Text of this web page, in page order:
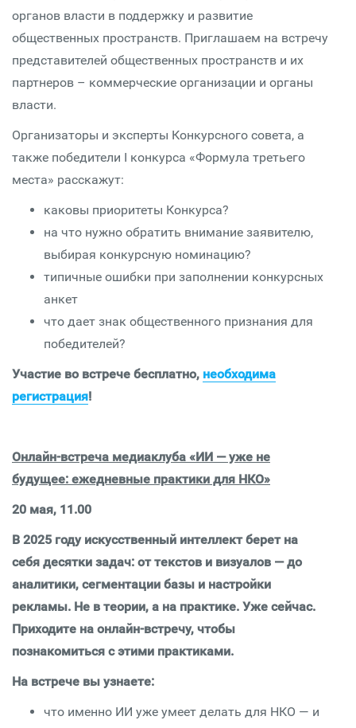
органов власти в поддержку и развитие
общественных пространств. Приглашаем на встречу
представителей общественных пространств и их
партнеров – коммерческие организации и органы
власти.
Организаторы и эксперты Конкурсного совета, а
также победители I конкурса «Формула третьего
места» расскажут:
каковы приоритеты Конкурса?
на что нужно обратить внимание заявителю,
выбирая конкурсную номинацию?
типичные ошибки при заполнении конкурсных
анкет
что дает знак общественного признания для
победителей?
Участие во встрече бесплатно, необходима
регистрация!
Онлайн-встреча медиаклуба «ИИ — уже не
будущее: ежедневные практики для НКО»
20 мая, 11.00
В 2025 году искусственный интеллект берет на
себя десятки задач: от текстов и визуалов — до
аналитики, сегментации базы и настройки
рекламы. Не в теории, а на практике. Уже сейчас.
Приходите на онлайн-встречу, чтобы
познакомиться с этими практиками.
На встрече вы узнаете:
что именно ИИ уже умеет делать для НКО — и